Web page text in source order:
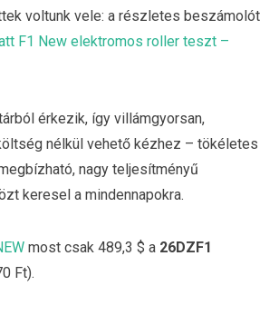
voltunk vele: a részletes beszámolót
F1 New elektromos roller teszt –
érkezik, így villámgyorsan,
nélkül vehető kézhez – tökéletes
nagy teljesítményű
keresel a mindennapokra.
most csak 489,3 $ a 26DZF1
Ft).